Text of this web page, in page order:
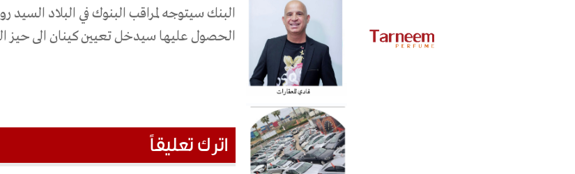
البنك سيتوجه لمراقب البنوك في البلاد
الحصول عليها سيدخل تعيين كينان الى حيز
اترك تعليقاً